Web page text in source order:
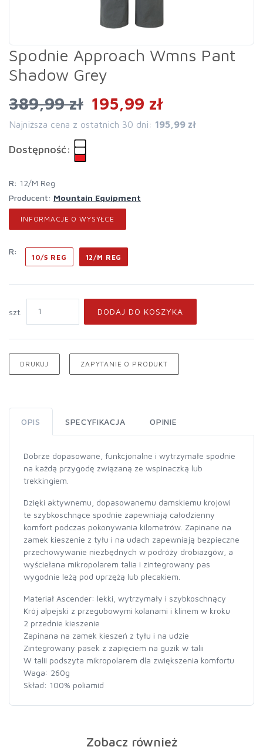
Spodnie Approach Wmns Pant
Shadow Grey
389,99 zł 195,99 zł
Najniższa cena z ostatnich 30 dni: 195,99 zł
Dostępność:
r: 12/M Reg
Producent: Mountain Equipment
INFORMACJE O WYSYŁCE
r:
10/S REG 12/M REG
szt. DODAJ DO KOSZYKA
DRUKUJ ZAPYTANIE O PRODUKT
OPIS SPECYFIKACJA OPINIE
Dobrze dopasowane, funkcjonalne i wytrzymałe spodnie
na każdą przygodę związaną ze wspinaczką lub
trekkingiem.
Dzięki aktywnemu, dopasowanemu damskiemu krojowi
te szybkoschnące spodnie zapewniają całodzienny
komfort podczas pokonywania kilometrów. Zapinane na
zamek kieszenie z tyłu i na udach zapewniają bezpieczne
przechowywanie niezbędnych w podróży drobiazgów, a
wyściełana mikropolarem talia i zintegrowany pas
wygodnie leżą pod uprzężą lub plecakiem.
Materiał Ascender: lekki, wytrzymały i szybkoschnący
Krój alpejski z przegubowymi kolanami i klinem w kroku
2 przednie kieszenie
Zapinana na zamek kieszeń z tyłu i na udzie
Zintegrowany pasek z zapięciem na guzik w talii
W talii podszyta mikropolarem dla zwiększenia komfortu
Waga: 260g
Skład: 100% poliamid
Zobacz również